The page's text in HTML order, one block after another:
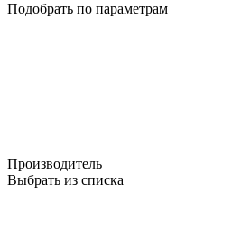
Подобрать по параметрам
Производитель
Выбрать из списка